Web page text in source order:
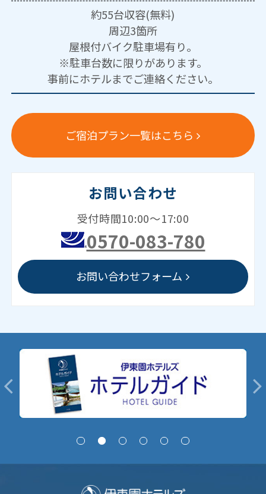
約55台収容(無料)
周辺3箇所
屋根付バイク駐車場有り。
※駐車台数に限りがあります。
事前にホテルまでご連絡ください。
ご宿泊プラン一覧はこちら
お問い合わせ
受付時間10:00～17:00
0570-083-780
お問い合わせフォーム